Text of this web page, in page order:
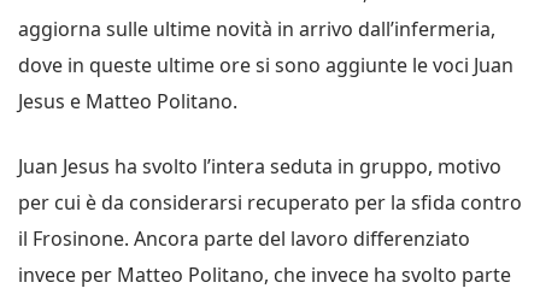
aggiorna sulle ultime novità in arrivo dall’infermeria,
dove in queste ultime ore si sono aggiunte le voci Juan
Jesus e Matteo Politano.
Juan Jesus ha svolto l’intera seduta in gruppo, motivo
per cui è da considerarsi recuperato per la sfida contro
il Frosinone. Ancora parte del lavoro differenziato
invece per Matteo Politano, che invece ha svolto parte